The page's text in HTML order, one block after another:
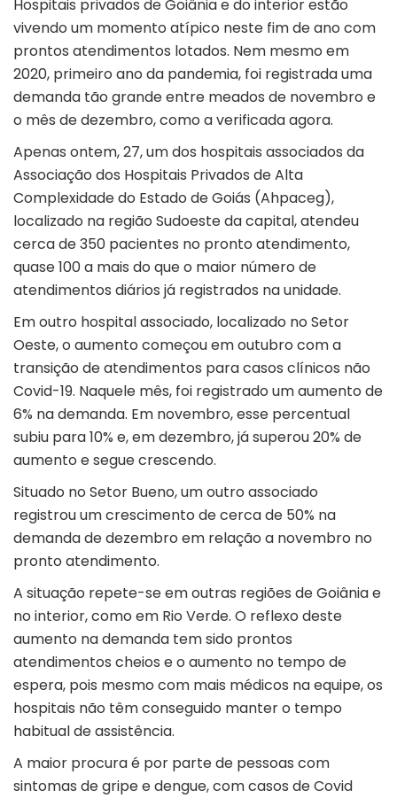
Hospitais privados de Goiânia e do interior estão
vivendo um momento atípico neste fim de ano com
prontos atendimentos lotados. Nem mesmo em
2020, primeiro ano da pandemia, foi registrada uma
demanda tão grande entre meados de novembro e
o mês de dezembro, como a verificada agora.
Apenas ontem, 27, um dos hospitais associados da
Associação dos Hospitais Privados de Alta
Complexidade do Estado de Goiás (Ahpaceg),
localizado na região Sudoeste da capital, atendeu
cerca de 350 pacientes no pronto atendimento,
quase 100 a mais do que o maior número de
atendimentos diários já registrados na unidade.
Em outro hospital associado, localizado no Setor
Oeste, o aumento começou em outubro com a
transição de atendimentos para casos clínicos não
Covid-19. Naquele mês, foi registrado um aumento de
6% na demanda. Em novembro, esse percentual
subiu para 10% e, em dezembro, já superou 20% de
aumento e segue crescendo.
Situado no Setor Bueno, um outro associado
registrou um crescimento de cerca de 50% na
demanda de dezembro em relação a novembro no
pronto atendimento.
A situação repete-se em outras regiões de Goiânia e
no interior, como em Rio Verde. O reflexo deste
aumento na demanda tem sido prontos
atendimentos cheios e o aumento no tempo de
espera, pois mesmo com mais médicos na equipe, os
hospitais não têm conseguido manter o tempo
habitual de assistência.
A maior procura é por parte de pessoas com
sintomas de gripe e dengue, com casos de Covid